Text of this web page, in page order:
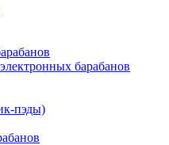
барабанов
пэды)